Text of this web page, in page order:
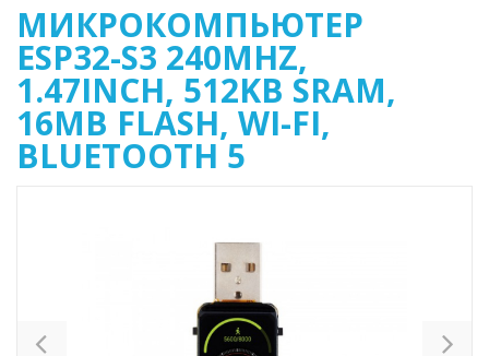
МИКРОКОМПЬЮТЕР
ESP32-S3 240MHZ,
1.47INCH, 512KB SRAM,
16MB FLASH, WI-FI,
BLUETOOTH 5